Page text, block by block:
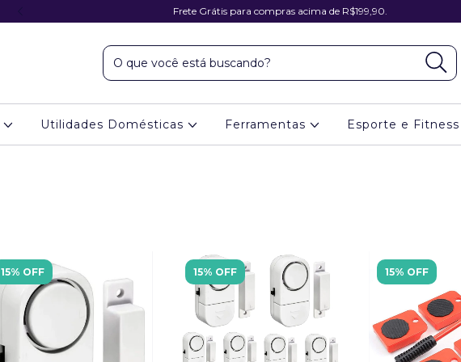
Frete Grátis para compras acima de R$199,90.
Utilidades Domésticas Ferramentas Esporte e Fitness
15% OFF 15% OFF 15% OFF